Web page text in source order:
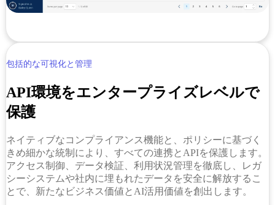
包括的な可視化と管理
API環境をエンタープライズレベルで
保護
ネイティブなコンプライアンス機能と、ポリシーに基づく
きめ細かな統制により、すべての連携とAPIを保護します。
アクセス制御、データ検証、利用状況管理を徹底し、レガ
シーシステムや社内に埋もれたデータを安全に解放するこ
とで、新たなビジネス価値とAI活用価値を創出します。